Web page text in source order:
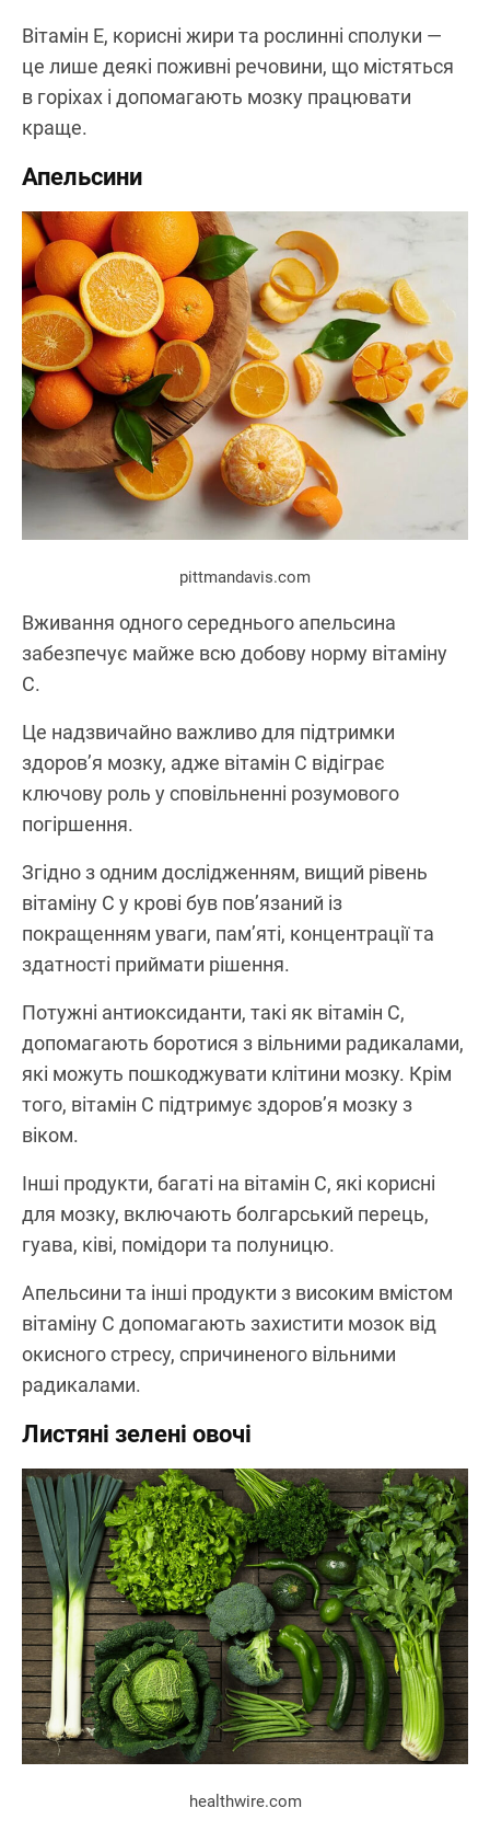
Вітамін E, корисні жири та рослинні сполуки —
це лише деякі поживні речовини, що містяться
в горіхах і допомагають мозку працювати
краще.
Апельсини
pittmandavis.com
Вживання одного середнього апельсина
забезпечує майже всю добову норму вітаміну
C.
Це надзвичайно важливо для підтримки
здоров’я мозку, адже вітамін C відіграє
ключову роль у сповільненні розумового
погіршення.
Згідно з одним дослідженням, вищий рівень
вітаміну C у крові був пов’язаний із
покращенням уваги, пам’яті, концентрації та
здатності приймати рішення.
Потужні антиоксиданти, такі як вітамін C,
допомагають боротися з вільними радикалами,
які можуть пошкоджувати клітини мозку. Крім
того, вітамін C підтримує здоров’я мозку з
віком.
Інші продукти, багаті на вітамін C, які корисні
для мозку, включають болгарський перець,
гуава, ківі, помідори та полуницю.
Апельсини та інші продукти з високим вмістом
вітаміну C допомагають захистити мозок від
окисного стресу, спричиненого вільними
радикалами.
Листяні зелені овочі
healthwire.com